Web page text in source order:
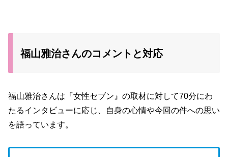
福山雅治さんのコメントと対応
福山雅治さんは『女性セブン』の取材に対して70分にわ
たるインタビューに応じ、自身の心情や今回の件への思い
を語っています。